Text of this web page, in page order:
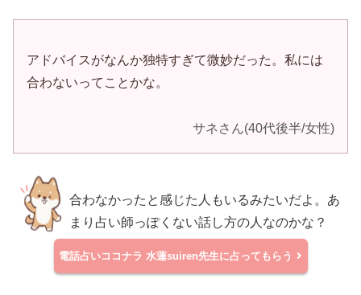
アドバイスがなんか独特すぎて微妙だった。私には
合わないってことかな。
サネさん(40代後半/女性)
合わなかったと感じた人もいるみたいだよ。あ
まり占い師っぽくない話し方の人なのかな？
電話占いココナラ 水蓮suiren先生に占ってもらう